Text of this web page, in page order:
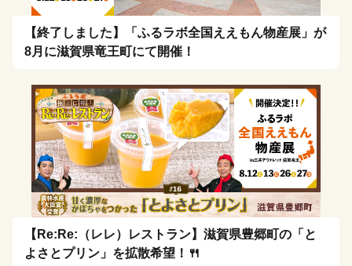
【終了しました】「ふるラボ全国ええもん物産展」が
8月に滋賀県竜王町にて開催！
【Re:Re:（レレ）レストラン】滋賀県豊郷町の「と
よさとプリン」を拡散希望！🍴